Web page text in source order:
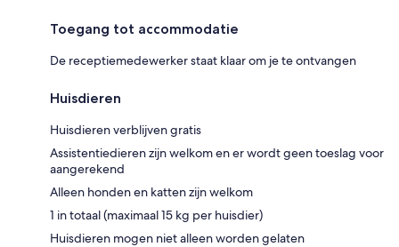
Toegang tot accommodatie
De receptiemedewerker staat klaar om je te ontvangen
Huisdieren
Huisdieren verblijven gratis
Assistentiedieren zijn welkom en er wordt geen toeslag voor
aangerekend
Alleen honden en katten zijn welkom
1 in totaal (maximaal 15 kg per huisdier)
Huisdieren mogen niet alleen worden gelaten